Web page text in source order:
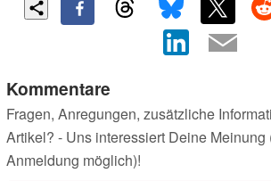
Kommentare
Fragen, Anregungen, zusätzliche
Artikel? - Uns interessiert Deine Meinung
Anmeldung möglich)!